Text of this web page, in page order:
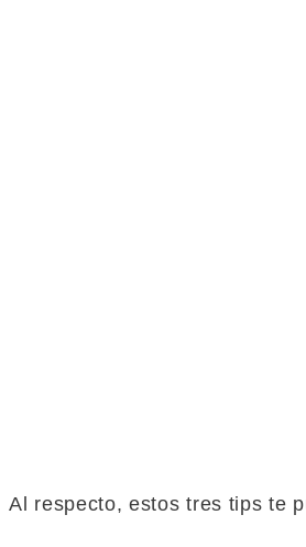
Al respecto, estos tres tips te